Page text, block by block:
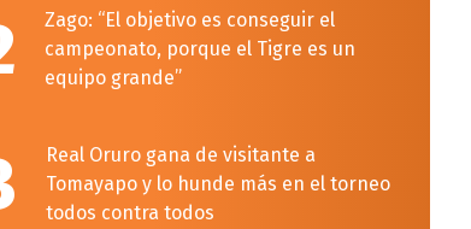
Zago: “El objetivo es conseguir el
campeonato, porque el Tigre es un
equipo grande”
Real Oruro gana de visitante a
Tomayapo y lo hunde más en el torneo
todos contra todos